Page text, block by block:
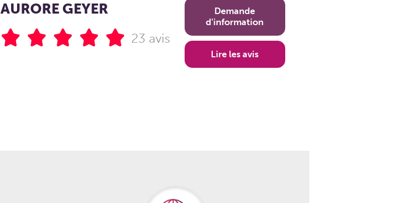
AURORE GEYER
23 avis
Demande
d'information
Lire les avis